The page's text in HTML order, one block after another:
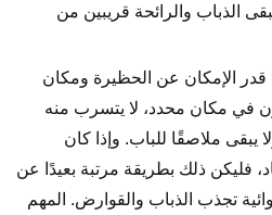
الذباب والرائحة قريبين من
قدر الإمكان عن الحظيرة ومكان
في مكان محدد، لا يتسرب منه
يبقى ملاصقًا للباب. وإذا كان
فليكن ذلك بطريقة مرتبة بعيدًا عن
تجذب الذباب والقوارض. المهم